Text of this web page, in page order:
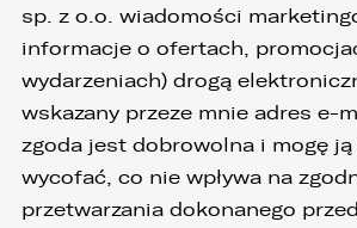
sp. z o.o. wiadomości
informacje o ofertach,
wydarzeniach) drogą
wskazany przeze mnie adres e-
zgoda jest dobrowolna i mogę
wycofać, co nie wpływa na
przetwarzania dokonanego